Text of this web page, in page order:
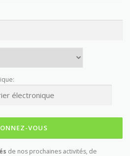
de nos prochaines activités, de